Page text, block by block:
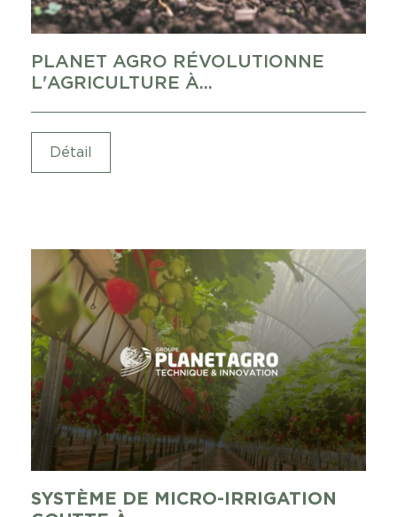
PLANET AGRO RÉVOLUTIONNE
L'AGRICULTURE À...
Détail
SYSTÈME DE MICRO-IRRIGATION